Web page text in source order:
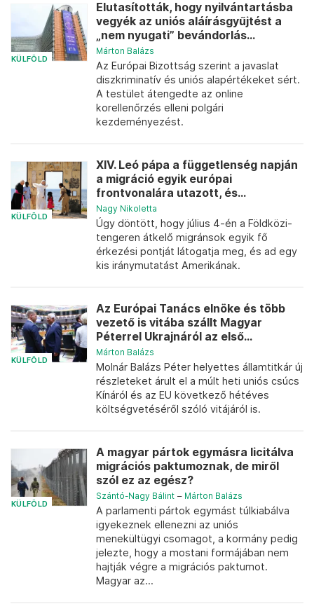
KÜLFÖLD
Elutasították, hogy nyilvántartásba
vegyék az uniós aláírásgyűjtést a
„nem nyugati” bevándorlás...
Márton Balázs
Az Európai Bizottság szerint a javaslat
diszkriminatív és uniós alapértékeket sért.
A testület átengedte az online
korellenőrzés elleni polgári
kezdeményezést.
KÜLFÖLD
XIV. Leó pápa a függetlenség napján
a migráció egyik európai
frontvonalára utazott, és...
Nagy Nikoletta
Úgy döntött, hogy július 4-én a Földközi-
tengeren átkelő migránsok egyik fő
érkezési pontját látogatja meg, és ad egy
kis iránymutatást Amerikának.
KÜLFÖLD
Az Európai Tanács elnöke és több
vezető is vitába szállt Magyar
Péterrel Ukrajnáról az első...
Márton Balázs
Molnár Balázs Péter helyettes államtitkár új
részleteket árult el a múlt heti uniós csúcs
Kínáról és az EU következő hétéves
költségvetéséről szóló vitájáról is.
KÜLFÖLD
A magyar pártok egymásra licitálva
migrációs paktumoznak, de miről
szól ez az egész?
Szántó-Nagy Bálint – Márton Balázs
A parlamenti pártok egymást túlkiabálva
igyekeznek ellenezni az uniós
menekültügyi csomagot, a kormány pedig
jelezte, hogy a mostani formájában nem
hajtják végre a migrációs paktumot.
Magyar az...